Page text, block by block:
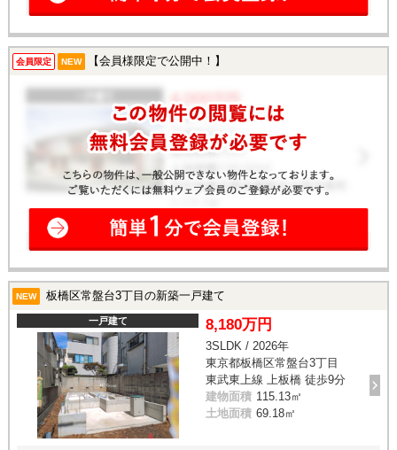
会員限定 NEW 【会員様限定で公開中！】
NEW 板橋区常盤台3丁目の新築一戸建て
一戸建て 8,180万円
3SLDK / 2026年
東京都板橋区常盤台3丁目
東武東上線 上板橋 徒歩9分
建物面積 115.13㎡
土地面積 69.18㎡